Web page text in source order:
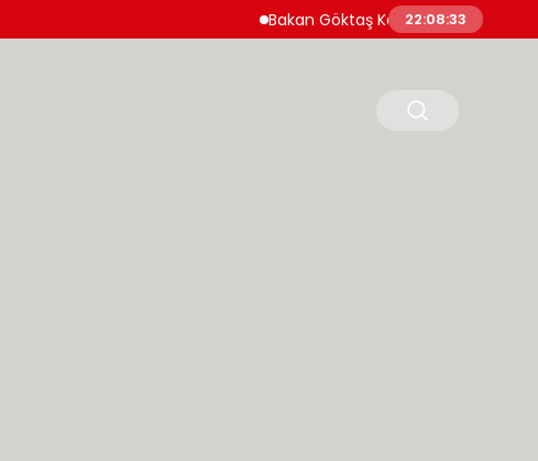
Bakan Göktaş Kadın Kooperatiflerine
22:08:34